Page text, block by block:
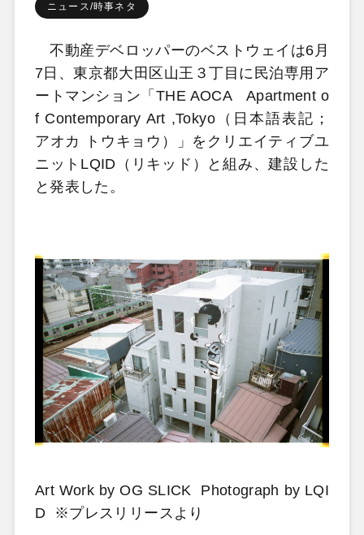
ニュース/時事ネタ
不動産デベロッパーのベストウェイは6月
7日、東京都大田区山王３丁目に民泊専用ア
ートマンション「THE AOCA Apartment o
f Contemporary Art ,Tokyo（日本語表記；
アオカ トウキョウ）」をクリエイティブユ
ニットLQID（リキッド）と組み、建設した
と発表した。
Art Work by OG SLICK Photograph by LQI
D ※プレスリリースより